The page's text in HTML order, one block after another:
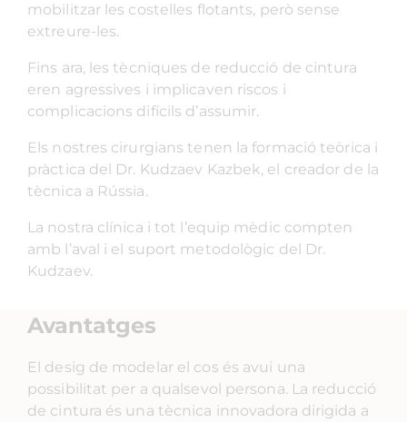
mobilitzar les costelles flotants, però sense
extreure-les.
Fins ara, les tècniques de reducció de cintura
eren agressives i implicaven riscos i
complicacions difícils d’assumir.
Els nostres cirurgians tenen la formació teòrica i
pràctica del Dr. Kudzaev Kazbek, el creador de la
tècnica a Rússia.
La nostra clínica i tot l’equip mèdic compten
amb l’aval i el suport metodològic del Dr.
Kudzaev.
Avantatges
El desig de modelar el cos és avui una
possibilitat per a qualsevol persona. La reducció
de cintura és una tècnica innovadora dirigida a